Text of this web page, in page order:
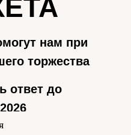
нам при
торжества
ответ до